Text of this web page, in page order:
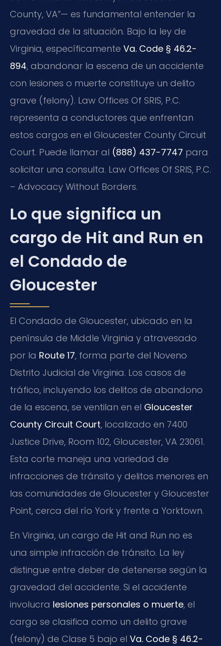
County, VA”— es fundamental entender la
gravedad de la situación. Bajo la ley de
Virginia, específicamente Va. Code § 46.2-
894, abandonar la escena de un accidente
con lesiones o muerte constituye un delito
grave (felony). Law Offices Of SRIS, P.C.
representa a conductores que enfrentan
estos cargos en el Gloucester County Circuit
Court. Puede llamar al (888) 437-7747 para
solicitar una consulta. Law Offices Of SRIS, P.C.
– Advocacy Without Borders.
Lo que significa un
cargo de Hit and Run en
el Condado de
Gloucester
El Condado de Gloucester, ubicado en la
península de Middle Virginia y atravesado
por la Route 17, forma parte del Noveno
Distrito Judicial de Virginia. Los casos de
tráfico, incluyendo los delitos de abandono
de la escena, se ventilan en el Gloucester
County Circuit Court, localizado en 7400
Justice Drive, Room 102, Gloucester, VA 23061.
Esta corte maneja una variedad de
infracciones de tránsito y delitos menores en
las comunidades de Gloucester y Gloucester
Point, cerca del río York y frente a Yorktown.
En Virginia, un cargo de Hit and Run no es
una simple infracción de tránsito. La ley
distingue entre deber de detenerse según la
gravedad del accidente. Si el accidente
involucra lesiones personales o muerte, el
cargo se clasifica como un delito grave
(felony) de Clase 5 bajo el Va. Code § 46.2-